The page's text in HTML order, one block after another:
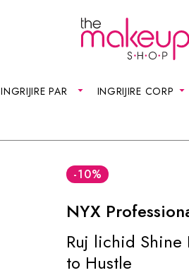
INGRIJIRE PAR INGRIJIRE CORP
-10%
NYX
Ruj lichid Shine
to Hustle